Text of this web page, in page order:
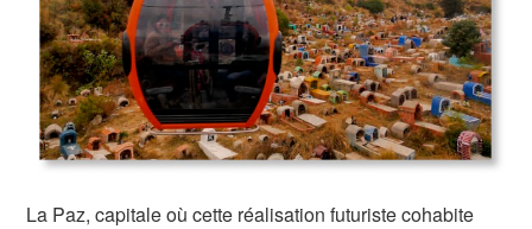
La Paz, capitale où cette réalisation futuriste cohabite